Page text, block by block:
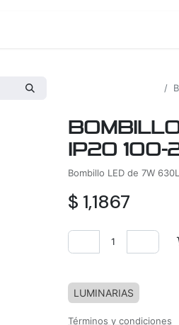
IP20 100-
Bombillo LED de 7W
$ 1,1867
LUMINARIAS
Términos y condiciones